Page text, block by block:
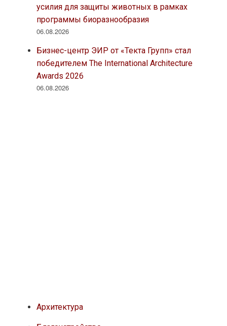
усилия для защиты животных в рамках
программы биоразнообразия
06.08.2026
Бизнес-центр ЭИР от «Текта Групп» стал
победителем The International Architecture
Awards 2026
06.08.2026
Архитектура